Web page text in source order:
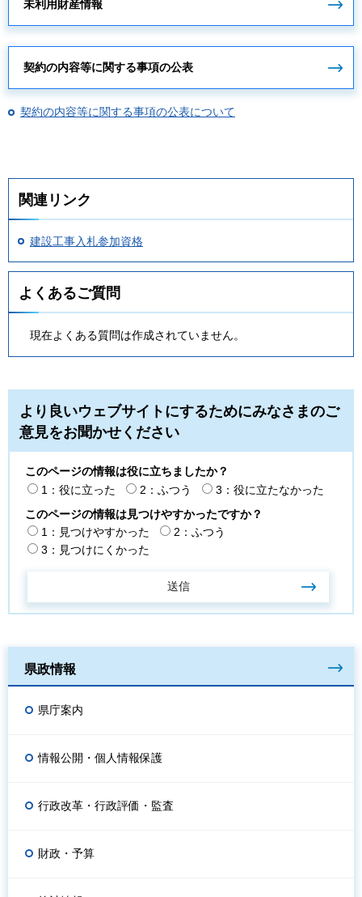
未利用財産情報
契約の内容等に関する事項の公表
契約の内容等に関する事項の公表について
関連リンク
建設工事入札参加資格
よくあるご質問
現在よくある質問は作成されていません。
より良いウェブサイトにするためにみなさまのご
意見をお聞かせください
このページの情報は役に立ちましたか？
1：役に立った
2：ふつう
3：役に立たなかった
このページの情報は見つけやすかったですか？
1：見つけやすかった
2：ふつう
3：見つけにくかった
県政情報
県庁案内
情報公開・個人情報保護
行政改革・行政評価・監査
財政・予算